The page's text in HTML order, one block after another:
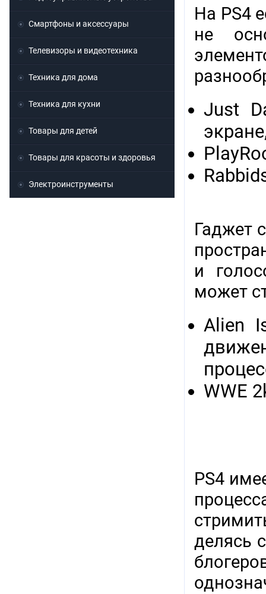
На PS4
не
Just
Гаджет
и
может
Alien
WWE
PS4
делясь
Смартфоны и аксессуары
Телевизоры и видеотехника
Техника для дома
Техника для кухни
Товары для детей
Товары для красоты и здоровья
Электроинструменты